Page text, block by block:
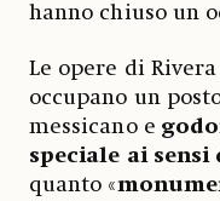
hanno chiuso un
Le opere di Rivera
occupano un
messicano e
speciale ai sensi
quanto «